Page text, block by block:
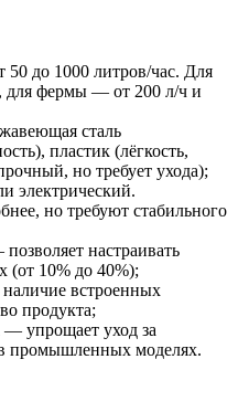
до 1000 литров/час. Для
для фермы — от 200 л/ч и
сталь
пластик (лёгкость,
но требует ухода);
электрический.
но требуют стабильного
настраивать
(от 10% до 40%);
встроенных
продукта;
— упрощает уход за
промышленных моделях.